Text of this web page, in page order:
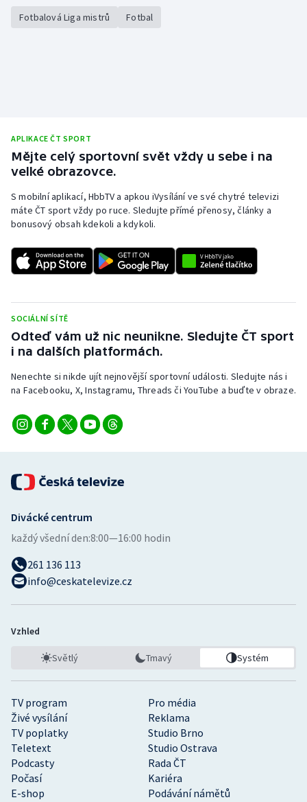
Fotbalová Liga mistrů Fotbal
APLIKACE ČT SPORT
Mějte celý sportovní svět vždy u sebe i na
velké obrazovce.
S mobilní aplikací, HbbTV a apkou iVysílání ve své chytré televizi
máte ČT sport vždy po ruce. Sledujte přímé přenosy, články a
bonusový obsah kdekoli a kdykoli.
SOCIÁLNÍ SÍTĚ
Odteď vám už nic neunikne. Sledujte ČT sport
i na dalších platformách.
Nenechte si nikde ujít nejnovější sportovní události. Sledujte nás i
na Facebooku, X, Instagramu, Threads či YouTube a buďte v obraze.
TV program
Pro média
Živé vysílání
Reklama
TV poplatky
Studio Brno
Teletext
Studio Ostrava
Podcasty
Rada ČT
Počasí
Kariéra
E-shop
Podávání námětů
Divácké centrum
každý všední den:8:00—16:00 hodin
261 136 113
info@ceskatelevize.cz
Vzhled
Světlý Tmavý Systém